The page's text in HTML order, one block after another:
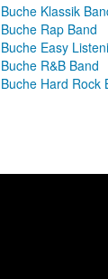
Buche Klassik
Buche Rap Band
Buche Easy
Buche R&B Band
Buche Hard Rock